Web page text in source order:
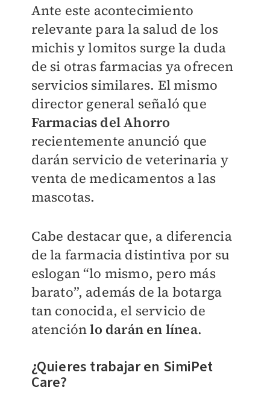
Ante este acontecimiento
relevante para la salud de los
michis y lomitos surge la duda
de si otras farmacias ya ofrecen
servicios similares. El mismo
director general señaló que
Farmacias del Ahorro
recientemente anunció que
darán servicio de veterinaria y
venta de medicamentos a las
mascotas.
Cabe destacar que, a diferencia
de la farmacia distintiva por su
eslogan “lo mismo, pero más
barato”, además de la botarga
tan conocida, el servicio de
atenciónlo darán en línea.
¿Quieres trabajar en SimiPet
Care?